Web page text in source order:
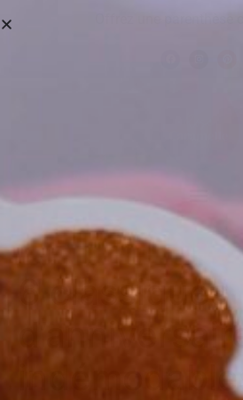
6 classiques
d’anniversaire
indémodables